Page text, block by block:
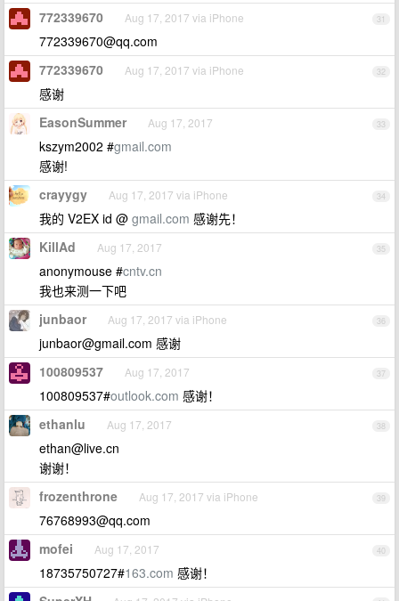
31
772339670 Aug 17, 2017 via iPhone
772339670@qq.com
32
772339670 Aug 17, 2017 via iPhone
感谢
33
EasonSummer Aug 17, 2017
kszym2002 #gmail.com
感谢!
34
crayygy Aug 17, 2017 via iPhone
我的 V2EX id @ gmail.com 感谢先！
35
KillAd Aug 17, 2017
anonymouse #cntv.cn
我也来测一下吧
36
junbaor Aug 17, 2017 via iPhone
junbaor@gmail.com 感谢
37
100809537 Aug 17, 2017
100809537#outlook.com 感谢！
38
ethanlu Aug 17, 2017
ethan@live.cn
谢谢！
39
frozenthrone Aug 17, 2017 via iPhone
76768993@qq.com
40
mofei Aug 17, 2017
18735750727#163.com 感谢！